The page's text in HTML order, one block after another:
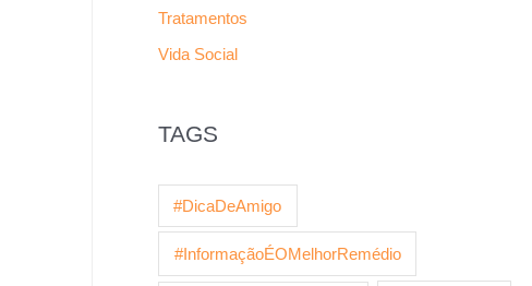
Tratamentos
Vida Social
TAGS
#DicaDeAmigo
#InformaçãoÉOMelhorRemédio